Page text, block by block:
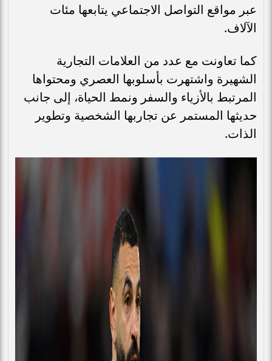
عبر مواقع التواصل الاجتماعي يتابعها مئات
الآلاف.
كما تعاونت مع عدد من العلامات التجارية
الشهيرة واشتهرت بأسلوبها العصري ومحتواها
المرتبط بالأزياء والسفر ونمط الحياة، إلى جانب
حديثها المستمر عن تجاربها الشخصية وتطوير
الذات.